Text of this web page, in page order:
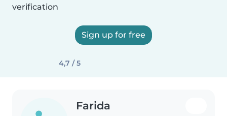
verification
Sign up for free
4,7 / 5
Farida